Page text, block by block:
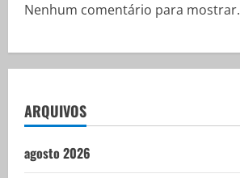
Nenhum comentário para mostrar.
ARQUIVOS
agosto 2026